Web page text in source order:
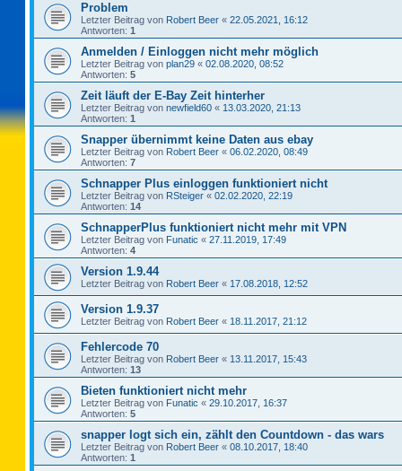
Problem
Letzter Beitrag von Robert Beer « 22.05.2021, 16:12
Antworten: 1
Anmelden / Einloggen nicht mehr möglich
Letzter Beitrag von plan29 « 02.08.2020, 08:52
Antworten: 5
Zeit läuft der E-Bay Zeit hinterher
Letzter Beitrag von newfield60 « 13.03.2020, 21:13
Antworten: 1
Snapper übernimmt keine Daten aus ebay
Letzter Beitrag von Robert Beer « 06.02.2020, 08:49
Antworten: 7
Schnapper Plus einloggen funktioniert nicht
Letzter Beitrag von RSteiger « 02.02.2020, 22:19
Antworten: 14
SchnapperPlus funktioniert nicht mehr mit VPN
Letzter Beitrag von Funatic « 27.11.2019, 17:49
Antworten: 4
Version 1.9.44
Letzter Beitrag von Robert Beer « 17.08.2018, 12:52
Version 1.9.37
Letzter Beitrag von Robert Beer « 18.11.2017, 21:12
Fehlercode 70
Letzter Beitrag von Robert Beer « 13.11.2017, 15:43
Antworten: 13
Bieten funktioniert nicht mehr
Letzter Beitrag von Funatic « 29.10.2017, 16:37
Antworten: 5
snapper logt sich ein, zählt den Countdown - das wars
Letzter Beitrag von Robert Beer « 08.10.2017, 18:40
Antworten: 1